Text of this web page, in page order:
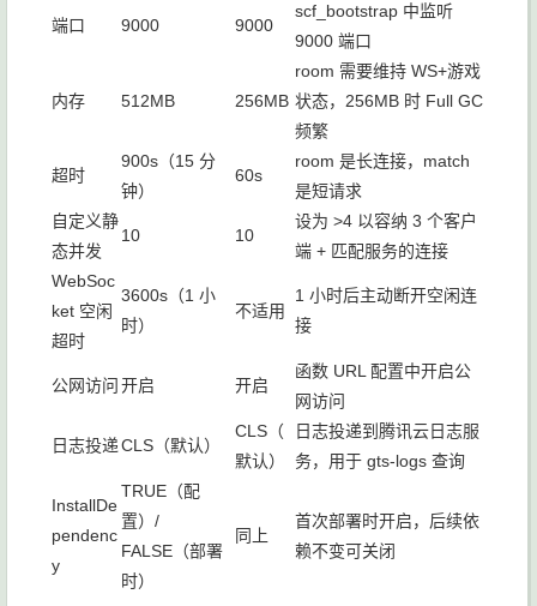
端口 9000 9000
scf_bootstrap 中监听
9000 端口
内存 512MB 256MB
room 需要维持 WS+游戏
状态，256MB 时 Full GC
频繁
超时
900s（15 分
钟）
60s
room 是长连接，match
是短请求
自定义静
态并发
10 10
设为 >4 以容纳 3 个客户
端 + 匹配服务的连接
WebSoc
ket 空闲
超时
3600s（1 小
时）
不适用
1 小时后主动断开空闲连
接
公网访问 开启 开启
函数 URL 配置中开启公
网访问
日志投递CLS（默认）
CLS（
默认）
日志投递到腾讯云日志服
务，用于 gts-logs 查询
InstallDe
pendenc
y
TRUE（配
置）/
FALSE（部署
时）
同上
首次部署时开启，后续依
赖不变可关闭